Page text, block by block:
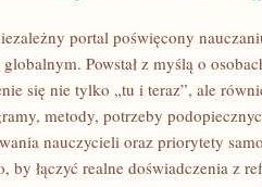
portal poświęcony
globalnym. Powstał z myślą o
się nie tylko „tu i teraz”, ale
metody, potrzeby
nauczycieli oraz priorytety
by łączyć realne doświadczenia z